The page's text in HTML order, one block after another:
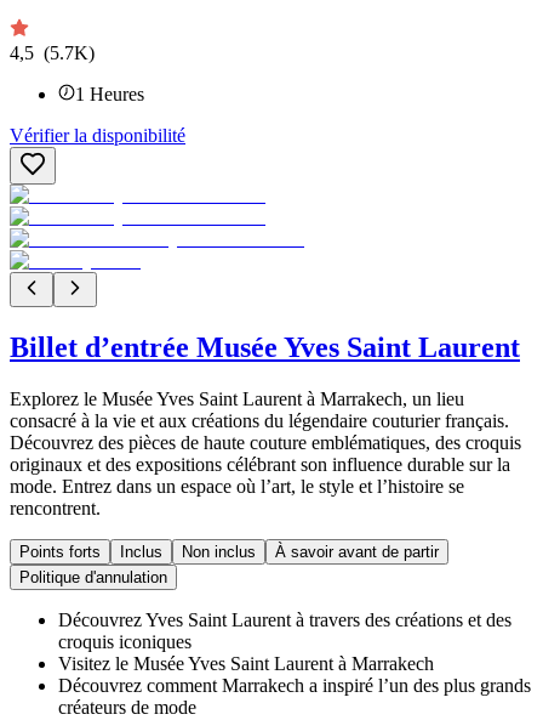
4,5 (5.7K)
1 Heures
Vérifier la disponibilité
Billet d’entrée Musée Yves Saint Laurent
Explorez le Musée Yves Saint Laurent à Marrakech, un lieu
consacré à la vie et aux créations du légendaire couturier français.
Découvrez des pièces de haute couture emblématiques, des croquis
originaux et des expositions célébrant son influence durable sur la
mode. Entrez dans un espace où l’art, le style et l’histoire se
rencontrent.
Points forts Inclus Non inclus
À savoir avant de partir
Politique d'annulation
Découvrez Yves Saint Laurent à travers des créations et des
croquis iconiques
Visitez le Musée Yves Saint Laurent à Marrakech
Découvrez comment Marrakech a inspiré l’un des plus grands
créateurs de mode